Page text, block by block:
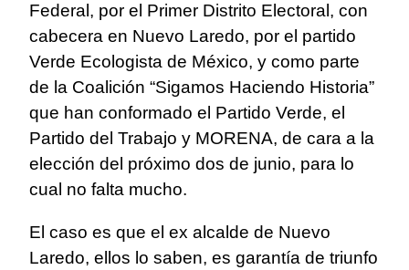
Federal, por el Primer Distrito Electoral, con
cabecera en Nuevo Laredo, por el partido
Verde Ecologista de México, y como parte
de la Coalición “Sigamos Haciendo Historia”
que han conformado el Partido Verde, el
Partido del Trabajo y MORENA, de cara a la
elección del próximo dos de junio, para lo
cual no falta mucho.
El caso es que el ex alcalde de Nuevo
Laredo, ellos lo saben, es garantía de triunfo